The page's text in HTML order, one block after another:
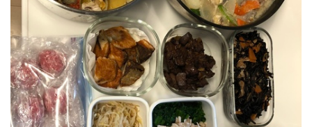
○鳥レバー甘辛煮
○鷄ひき肉の手作りチキンナゲット
○鷄もも肉と里親の味噌煮
○もやしナムル
【冷凍】下ごしらえ
○野菜の肉巻き
○豚肉焼売
○ポークチャップ